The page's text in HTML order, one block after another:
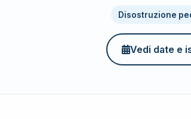
Disostruzione
Vedi date e